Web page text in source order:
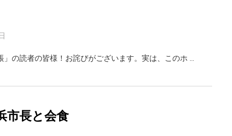
」の読者の皆様！お詫びがございます。実は、このホ …
市長と会食